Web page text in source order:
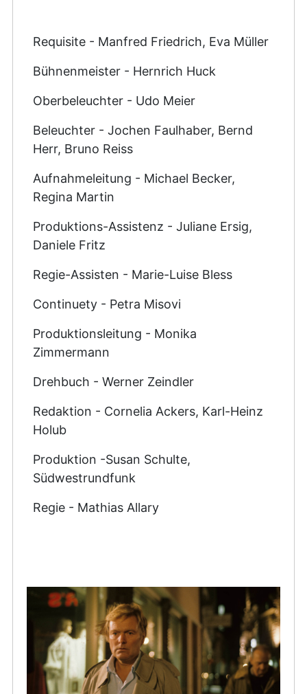
Requisite - Manfred Friedrich, Eva Müller
Bühnenmeister - Hernrich Huck
Oberbeleuchter - Udo Meier
Beleuchter - Jochen Faulhaber, Bernd
Herr, Bruno Reiss
Aufnahmeleitung - Michael Becker,
Regina Martin
Produktions-Assistenz - Juliane Ersig,
Daniele Fritz
Regie-Assisten - Marie-Luise Bless
Continuety - Petra Misovi
Produktionsleitung - Monika
Zimmermann
Drehbuch - Werner Zeindler
Redaktion - Cornelia Ackers, Karl-Heinz
Holub
Produktion -Susan Schulte,
Südwestrundfunk
Regie - Mathias Allary